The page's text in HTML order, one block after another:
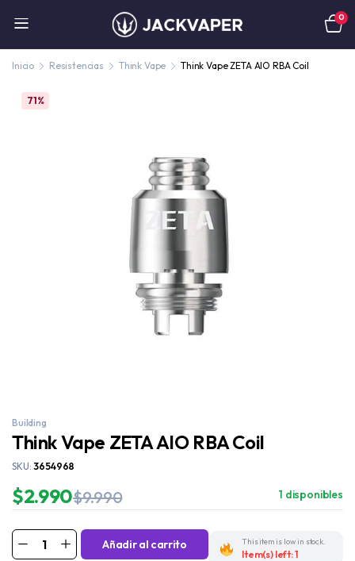
0
Inicio Resistencias Think Vape Think Vape ZETA AIO RBA Coil
71%
Building
Think Vape ZETA AIO RBA Coil
SKU: 3654968
$9.990
$2.990 1 disponibles
Añadir al carrito This item is low in stock.
Item(s) left: 1